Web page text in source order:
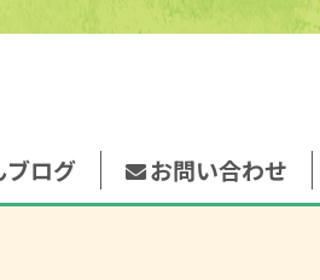
ブログ お問い合わせ